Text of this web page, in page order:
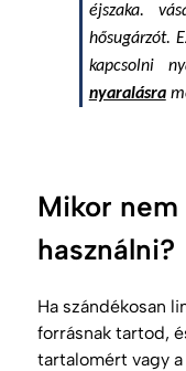
éjszaka.
hősugárzót.
kapcsolni
nyaralásra
Mikor
használni?
Ha szándékosan
forrásnak tartod,
tartalomért vagy